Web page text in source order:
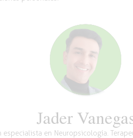
Jader
especialista en Neuropsicología.